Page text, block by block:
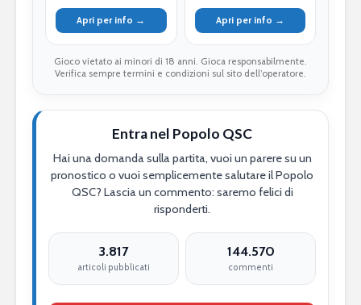
Apri per info → Apri per info →
Gioco vietato ai minori di 18 anni. Gioca responsabilmente.
Verifica sempre termini e condizioni sul sito dell’operatore.
Entra nel Popolo QSC
Hai una domanda sulla partita, vuoi un parere su un
pronostico o vuoi semplicemente salutare il Popolo
QSC? Lascia un commento: saremo felici di
risponderti.
3.817
articoli pubblicati
144.570
commenti